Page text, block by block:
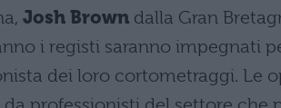
Josh Brown dalla Gran
i registi saranno impegnati
dei loro cortometraggi. Le